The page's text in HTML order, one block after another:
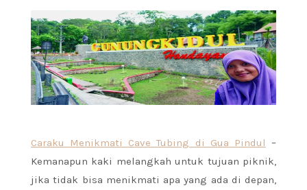
Caraku Menikmati Cave Tubing di Gua Pindul –
Kemanapun kaki melangkah untuk tujuan piknik,
jika tidak bisa menikmati apa yang ada di depan,